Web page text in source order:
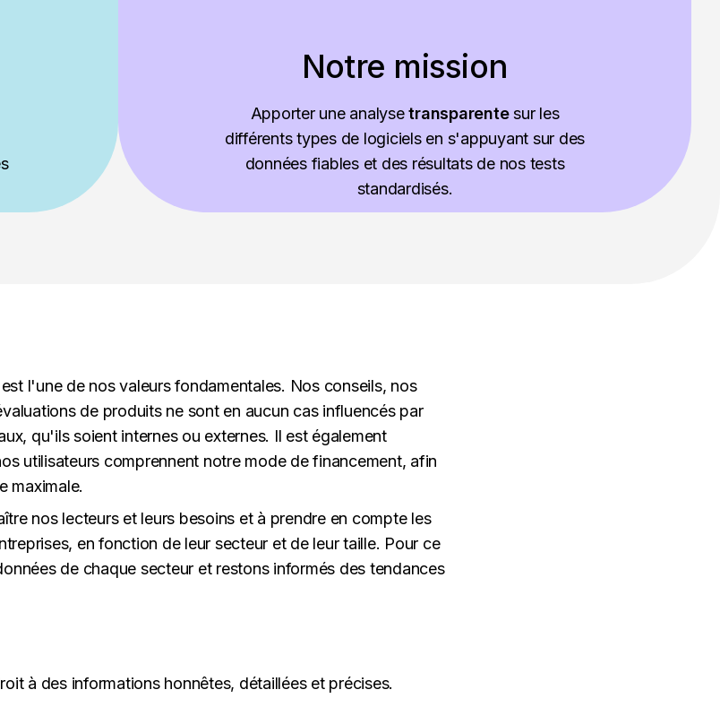
Notre mission
Apporter une analysetransparentesur les
différents types de logiciels en s'appuyant sur des
données fiables et des résultats de nos tests
standardisés.
l'une de nos valeurs fondamentales. Nos conseils, nos
de produits ne sont en aucun cas influencés par
qu'ils soient internes ou externes. Il est également
utilisateurs comprennent notre mode de financement, afin
maximale.
nos lecteurs et leurs besoins et à prendre en compte les
en fonction de leur secteur et de leur taille. Pour ce
de chaque secteur et restons informés des tendances
à des informations honnêtes, détaillées et précises.